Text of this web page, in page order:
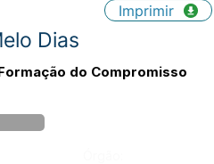
Imprimir
Dias
do Compromisso